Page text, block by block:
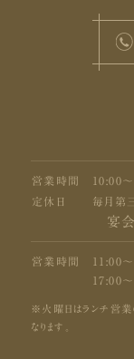
営業時間
10:00
定休日
毎月第
宴
営業時間
11:00
17:00
※火曜日はランチ営業
なります。